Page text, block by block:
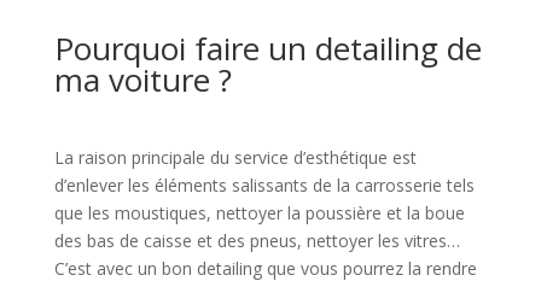
Pourquoi faire un detailing de
ma voiture ?
La raison principale du service d’esthétique est
d’enlever les éléments salissants de la carrosserie tels
que les moustiques, nettoyer la poussière et la boue
des bas de caisse et des pneus, nettoyer les vitres…
C’est avec un bon detailing que vous pourrez la rendre